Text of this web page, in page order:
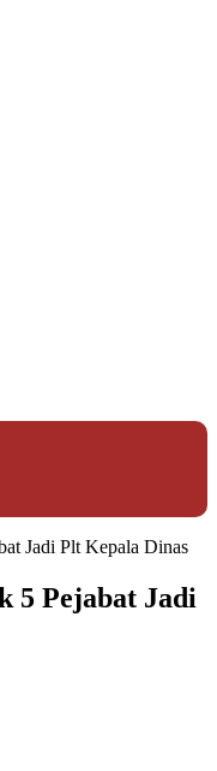
Jadi Plt Kepala Dinas
5 Pejabat Jadi